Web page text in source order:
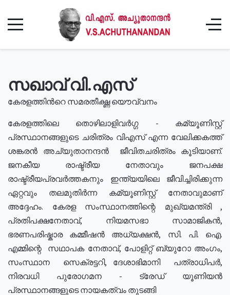
സഖാവ് വി.എസ്
കേരളത്തിൻറെ സമരതീക്ഷ്ണ യൌവ്വനം
കേരളത്തിലെ തൊഴിലാളിവർഗ്ഗ - കമ്യൂണിസ്റ്റ്
പ്രസ്ഥാനങ്ങളുടെ ചരിത്രം വിഎസ് എന്ന വേലിക്കകത്ത്
ശങ്കരൻ അച്യുതാനന്ദൻ ജീവിതചരിത്രം കൂടിയാണ്.
ജനകീയ രാഷ്ട്രീയ നേതാവും ജനപക്ഷ
രാഷ്ട്രീയപ്രവർത്തകനും ഇന്ത്യയിലെ ജീവിച്ചിരിക്കുന്ന
ഏറ്റവും തലമുതിർന്ന കമ്യൂണിസ്റ്റ് നേതാവുമാണ്
അദ്ദേഹം. കേരള സംസ്ഥാനത്തിന്റെ മുഖ്യമന്ത്രി ,
പ്രതിപക്ഷനേതാവ്, നിയമസഭാ സാമാജികൻ,
ഭരണപരിഷ്കാര കമ്മീഷൻ അധ്യക്ഷൻ, സി. പി. ഐ.
എമ്മിന്റെ സഥാപക നേതാവ്, പോളിറ്റ് ബ്യുറോ അംഗം,
സംസ്ഥാന സെക്രട്ടറി, ദേശാഭിമാനി പത്രാധിപർ,
നിരവധി പുരോഗമന - ട്രേഡ് യൂണിയൻ
പ്രസ്ഥാനങ്ങളുടെ നായകത്വം തുടങ്ങി